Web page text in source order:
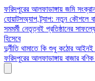
Skip
to
content
ফরিদপুরের আলফাডাঙ্গায় জমি
হোয়াটসঅ্যাপ ট্র্যাপ: নতুন কৌশলে
সমমর্মী নেতৃত্বই প্রতিষ্ঠানের
হিসেবে
দুর্নীতি থামাতে কি শুধু কঠোর আইনই
ফরিদপুরের আলফাডাঙ্গায় বাজার